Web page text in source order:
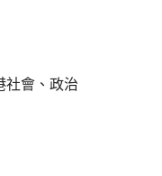
社會、政治